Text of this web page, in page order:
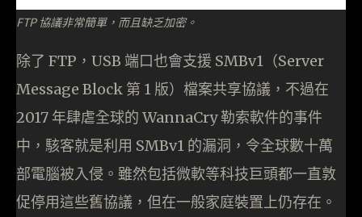
FTP 協議非常簡單，而且缺乏加密。
除了 FTP，USB 端口也會支援 SMBv1（Server
Message Block 第 1 版）檔案共享協議，不過在
2017 年肆虐全球的 WannaCry 勒索軟件的事件
中，駭客就是利用 SMBv1 的漏洞，令全球數十萬
部電腦被入侵。雖然包括微軟等科技巨頭都一直敦
促停用這些舊協議，但在一般家庭裝置上仍存在。